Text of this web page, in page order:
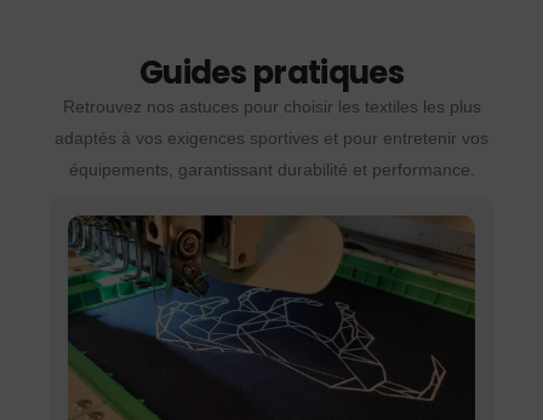
Guides pratiques
Retrouvez nos astuces pour choisir les textiles les plus
adaptés à vos exigences sportives et pour entretenir vos
équipements, garantissant durabilité et performance.